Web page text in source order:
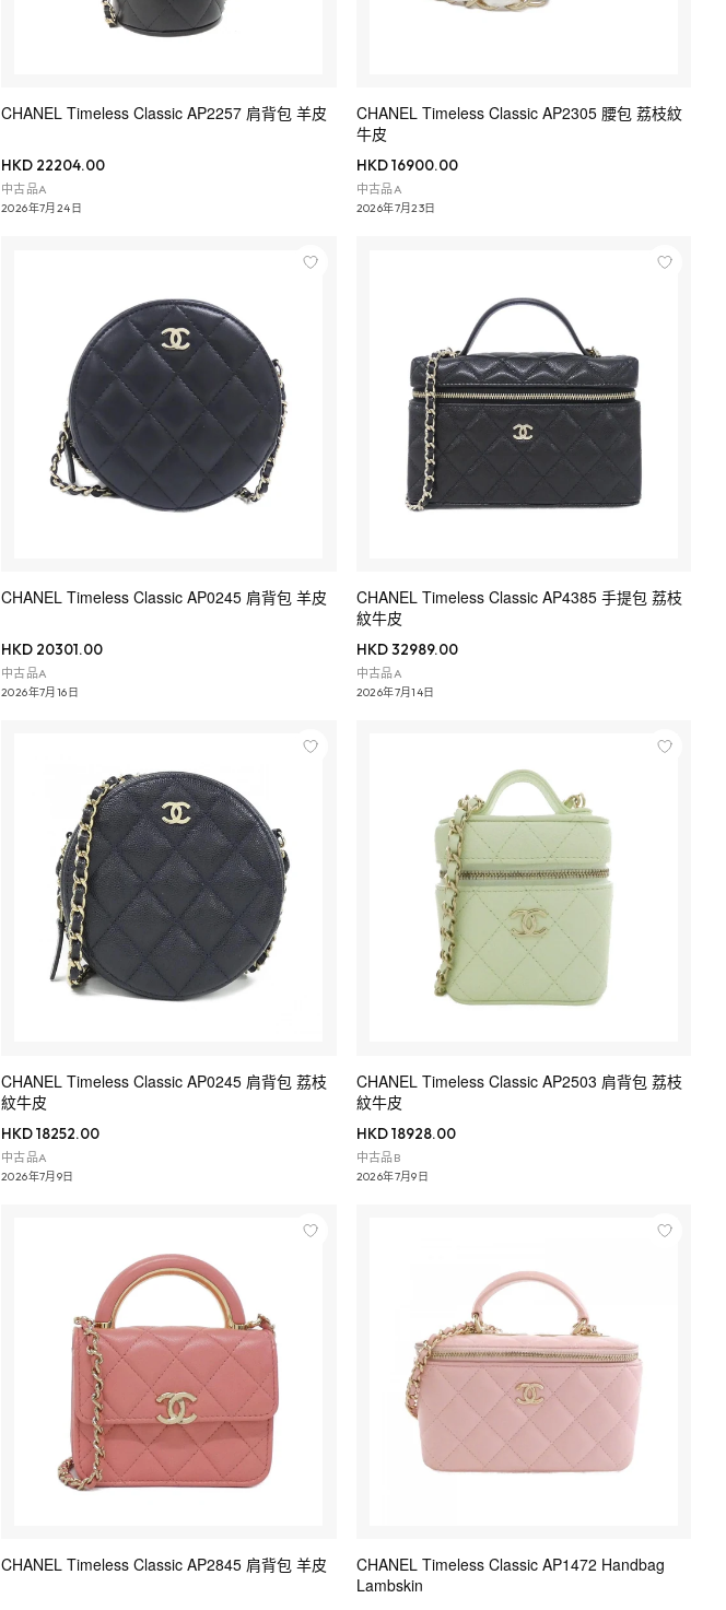
CHANEL Timeless Classic AP2257 肩背包 羊皮
HKD 22204.00
中古品A
2026年7月24日
CHANEL Timeless Classic AP2305 腰包 荔枝紋
牛皮
HKD 16900.00
中古品A
2026年7月23日
CHANEL Timeless Classic AP0245 肩背包 羊皮
HKD 20301.00
中古品A
2026年7月16日
CHANEL Timeless Classic AP4385 手提包 荔枝
紋牛皮
HKD 32989.00
中古品A
2026年7月14日
CHANEL Timeless Classic AP0245 肩背包 荔枝
紋牛皮
HKD 18252.00
中古品A
2026年7月9日
CHANEL Timeless Classic AP2503 肩背包 荔枝
紋牛皮
HKD 18928.00
中古品B
2026年7月9日
CHANEL Timeless Classic AP2845 肩背包 羊皮
CHANEL Timeless Classic AP1472 Handbag
Lambskin